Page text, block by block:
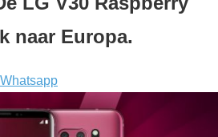
naar Europa.
Whatsapp